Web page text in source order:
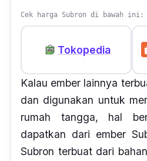
Cek harga Subron di bawah ini:
Tokopedia
Kalau ember lainnya
dan digunakan untuk
rumah tangga, hal
dapatkan dari ember
Subron terbuat dari